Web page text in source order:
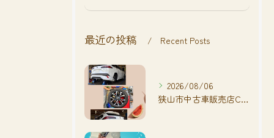
最近の投稿 Recent Posts
2026/08/06
狭山市中古車販売店CarShop FACT.🚗